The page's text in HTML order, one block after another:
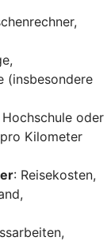
(insbesondere
oder
Kilometer
: Reisekosten,